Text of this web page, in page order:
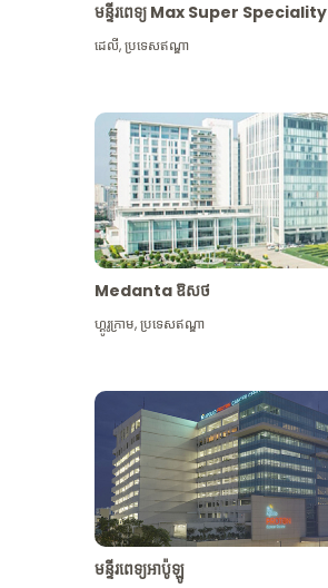
មន្ទីរពេទ្យ Max Super Speciality
ដេលី,ប្រទេសឥណ្ឌា
Medanta ឱសថ
ហ្គូរូក្រាម,ប្រទេសឥណ្ឌា
មន្ទីរពេទ្យអាប៉ូឡូ